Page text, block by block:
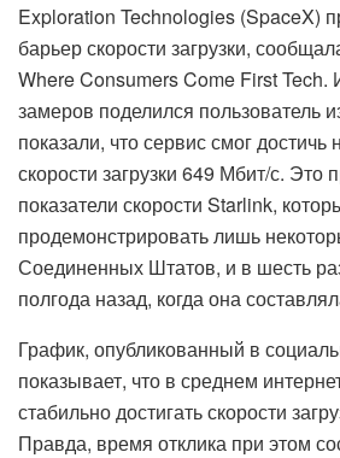
Exploration Technologies (SpaceX)
барьер скорости загрузки,
Where Consumers Come First Tech.
замеров поделился пользователь
показали, что сервис смог
скорости загрузки 649 Мбит/с. Это
показатели скорости Starlink,
продемонстрировать лишь
Соединенных Штатов, и в шесть
полгода назад, когда она
График, опубликованный в
показывает, что в среднем
стабильно достигать скорости
Правда, время отклика при этом